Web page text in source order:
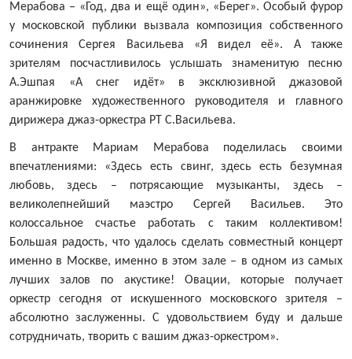
Мерабова – «Год, два и ещё один», «Берег». Особый фурор
у московской публики вызвала композиция собственного
сочинения Сергея Васильева «Я видел её». А также
зрителям посчастливилось услышать знаменитую песню
А.Эшпая «А снег идёт»
в эксклюзивной джазовой
аранжировке художественного руководителя и главного
дирижера джаз-оркестра РТ C.Васильева.
В антракте Мариам Мерабова поделилась своими
впечатлениями: «Здесь есть свинг, здесь есть безумная
любовь, здесь – потрясающие музыканты, здесь –
великолепнейший маэстро Сергей Васильев. Это
колоссальное счастье работать с таким коллективом!
Большая радость, что удалось сделать совместный концерт
именно в Москве, именно в этом зале – в одном из самых
лучших залов по акустике! Овации, которые получает
оркестр сегодня от искушенного московского зрителя –
абсолютно заслуженны. С удовольствием буду и дальше
сотрудничать, творить с вашим джаз-оркестром».